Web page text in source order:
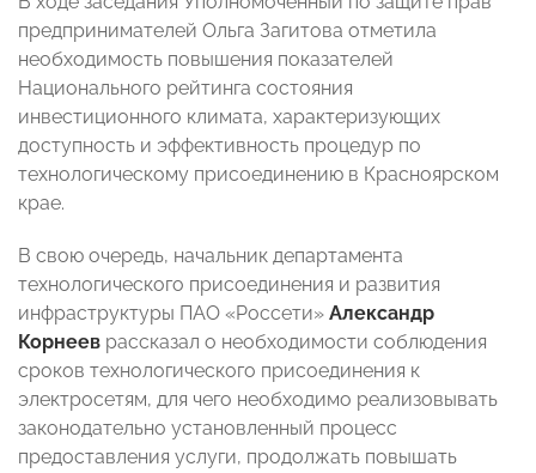
предпринимателей Ольга Загитова отметила
необходимость повышения показателей
Национального рейтинга состояния
инвестиционного климата, характеризующих
доступность и эффективность процедур по
технологическому присоединению в Красноярском
крае.
В свою очередь, начальник департамента
технологического присоединения и развития
инфраструктуры ПАО «Россети» Александр
Корнеев рассказал о необходимости соблюдения
сроков технологического присоединения к
электросетям, для чего необходимо реализовывать
законодательно установленный процесс
предоставления услуги, продолжать повышать